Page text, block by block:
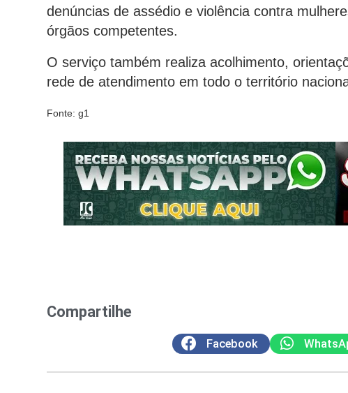
denúncias de assédio e violência contra
órgãos competentes.
O serviço também realiza acolhimento,
rede de atendimento em todo o território
Fonte: g1
Compartilhe
Facebook